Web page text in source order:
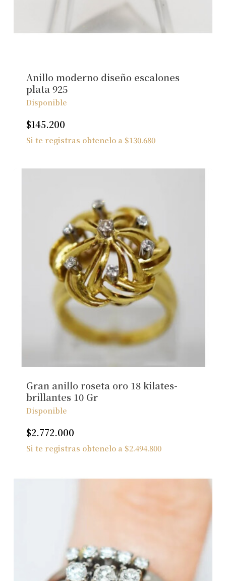
No hay productos en el carrito.
Ver Joyas
Anillo moderno diseño escalones
plata 925
Disponible
$145.200
Si te registras obtenelo a $130.680
Gran anillo roseta oro 18 kilates-
brillantes 10 Gr
Disponible
$2.772.000
Si te registras obtenelo a $2.494.800